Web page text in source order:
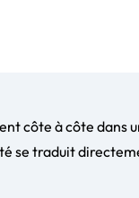
côte à côte dans
se traduit